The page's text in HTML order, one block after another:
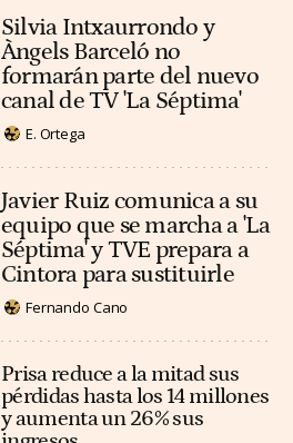
Silvia Intxaurrondo y
Àngels Barceló no
formarán parte del nuevo
canal de TV 'La Séptima'
E. Ortega
Javier Ruiz comunica a su
equipo que se marcha a 'La
Séptima' y TVE prepara a
Cintora para sustituirle
Fernando Cano
Prisa reduce a la mitad sus
pérdidas hasta los 14 millones
y aumenta un 26% sus